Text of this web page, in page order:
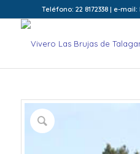
Teléfono: 22 8172338 | e-